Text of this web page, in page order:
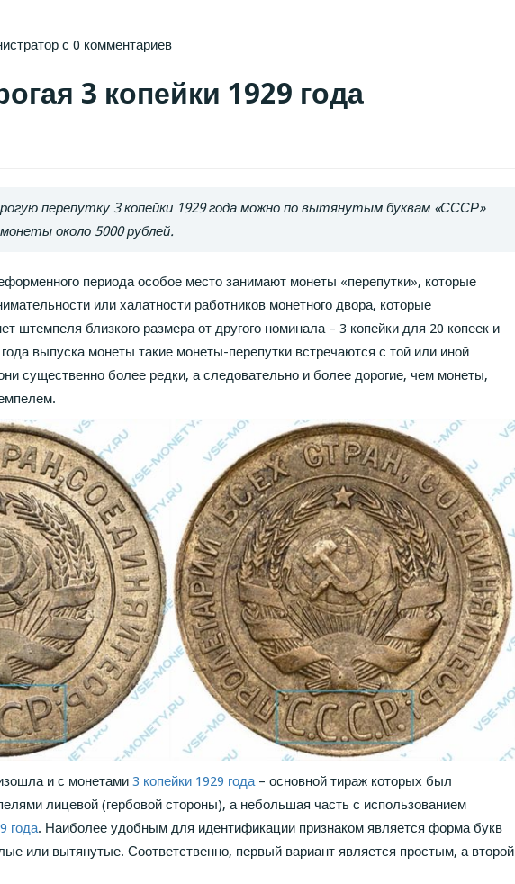
с 0 комментариев
3 копейки 1929 года
перепутку 3 копейки 1929 года можно по вытянутым буквам «СССР»
около 5000 рублей.
периода особое место занимают монеты «перепутки», которые
или халатности работников монетного двора, которые
штемпеля близкого размера от другого номинала – 3 копейки для 20 копеек и
выпуска монеты такие монеты-перепутки встречаются с той или иной
существенно более редки, а следовательно и более дорогие, чем монеты,
и с монетами 3 копейки 1929 года– основной тираж которых был
лицевой (гербовой стороны), а небольшая часть с использованием
года. Наиболее удобным для идентификации признаком является форма букв
или вытянутые. Соответственно, первый вариант является простым, а второй